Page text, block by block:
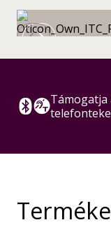
Támogatja